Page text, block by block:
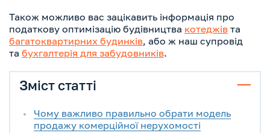
Також можливо вас зацікавить інформація про
податкову оптимізацію будівництва котеджів та
багатоквартирних будинків, або ж наш супровід
та бухгалтерія для забудовників.
Зміст статті
Чому важливо правильно обрати модель
продажу комерційної нерухомості